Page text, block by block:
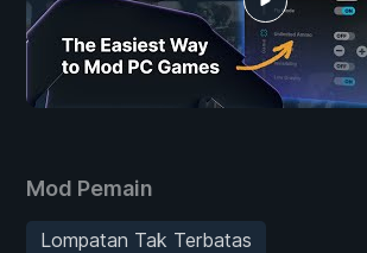
Mod Pemain
Lompatan Tak Terbatas